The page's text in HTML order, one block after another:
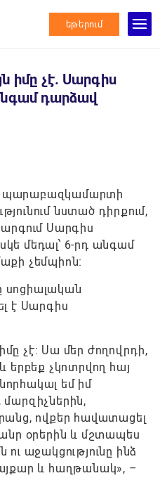
եթերում
իմը չէ. Սարգիս
դարձավ
պարաբազկամարտի
նստած դիրքում,
Սարգիս
մեդալ՝ 6-րդ անգամ
չեմպիոն։
սոցիալական
է Սարգիս
չէ։ Սա մեր ժողովրդի,
երբեք չկոտրվող հայ
եմ իմ
ովքեր հավատացել
օրերին և մշտապես
ու աջակցությունը ինձ
և հաղթանակ», –